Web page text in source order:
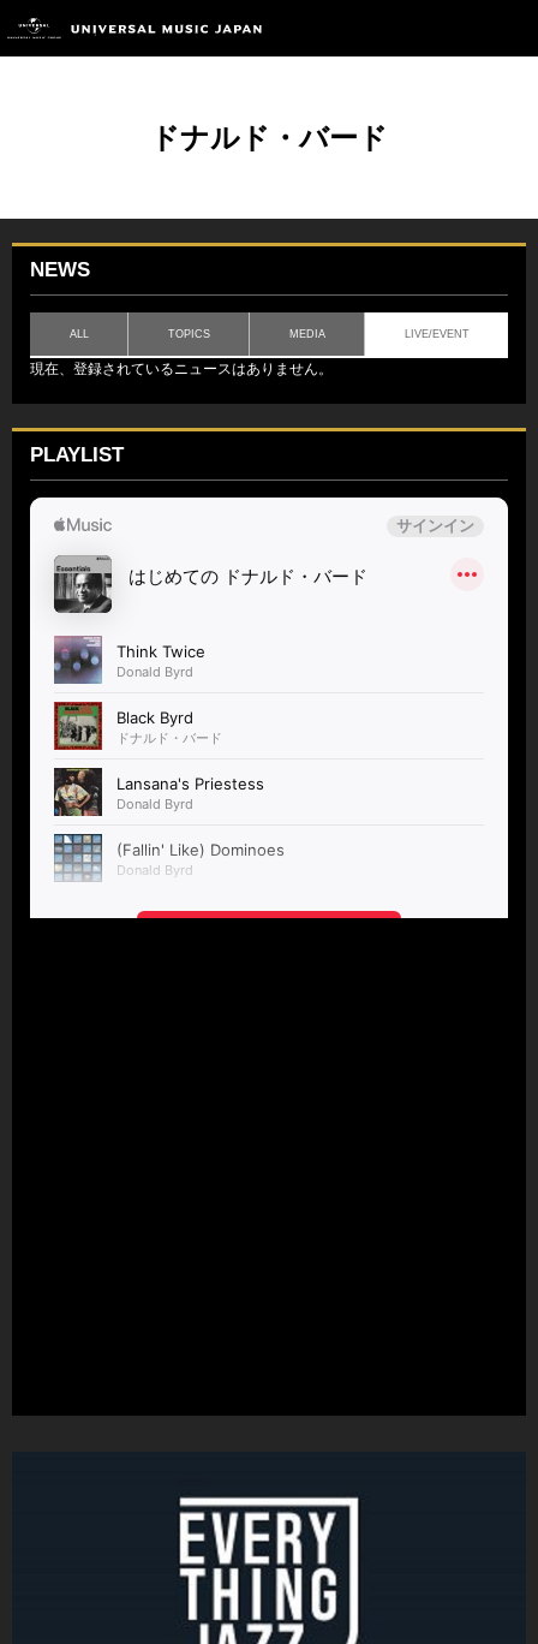
ドナルド・バード
NEWS
ALL TOPICS MEDIA LIVE/EVENT
現在、登録されているニュースはありません。
PLAYLIST